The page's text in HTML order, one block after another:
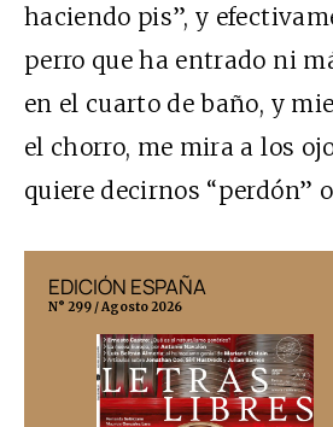
haciendo pis”, y
perro que ha entrado ni
en el cuarto de baño, y
el chorro, me mira a los
quiere decirnos “perdón”
EDICIÓN ESPAÑA
N° 299 / Agosto 2026